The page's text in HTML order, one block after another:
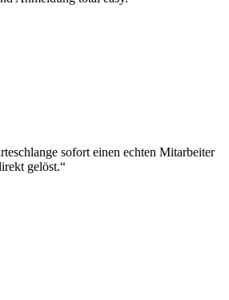
sofort einen echten Mitarbeiter
gelöst.“